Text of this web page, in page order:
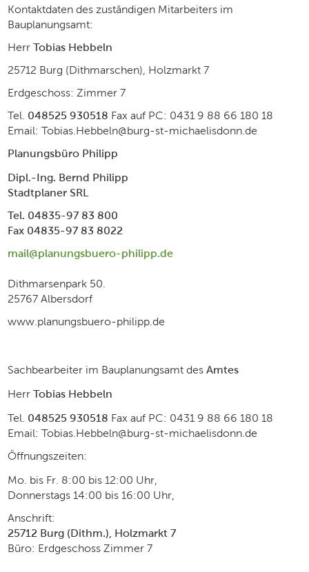
Kontaktdaten des zuständigen Mitarbeiters im
Bauplanungsamt:
Herr Tobias Hebbeln
25712 Burg (Dithmarschen), Holzmarkt 7
Erdgeschoss: Zimmer 7
Tel. 048525 930518 Fax auf PC: 0431 9 88 66 180 18
Email: Tobias.Hebbeln@burg-st-michaelisdonn.de
Planungsbüro Philipp
Dipl.-Ing. Bernd Philipp
Stadtplaner SRL
Tel. 04835-97 83 800
Fax 04835-97 83 8022
mail@planungsbuero-philipp.de
Dithmarsenpark 50.
25767 Albersdorf
www.planungsbuero-philipp.de
Sachbearbeiter im Bauplanungsamt des Amtes
Herr Tobias Hebbeln
Tel. 048525 930518 Fax auf PC: 0431 9 88 66 180 18
Email: Tobias.Hebbeln@burg-st-michaelisdonn.de
Öffnungszeiten:
Mo. bis Fr. 8:00 bis 12:00 Uhr,
Donnerstags 14:00 bis 16:00 Uhr,
Anschrift:
25712 Burg (Dithm.), Holzmarkt 7
Büro: Erdgeschoss Zimmer 7